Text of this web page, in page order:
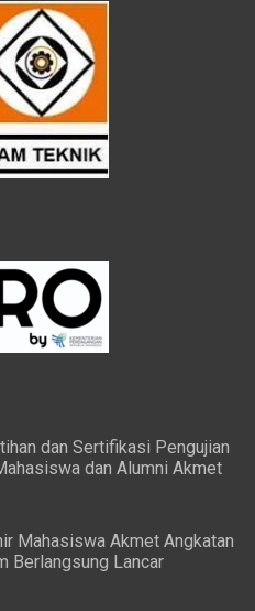
dan Sertifikasi Pengujian
dan Alumni Akmet
Mahasiswa Akmet Angkatan
Berlangsung Lancar